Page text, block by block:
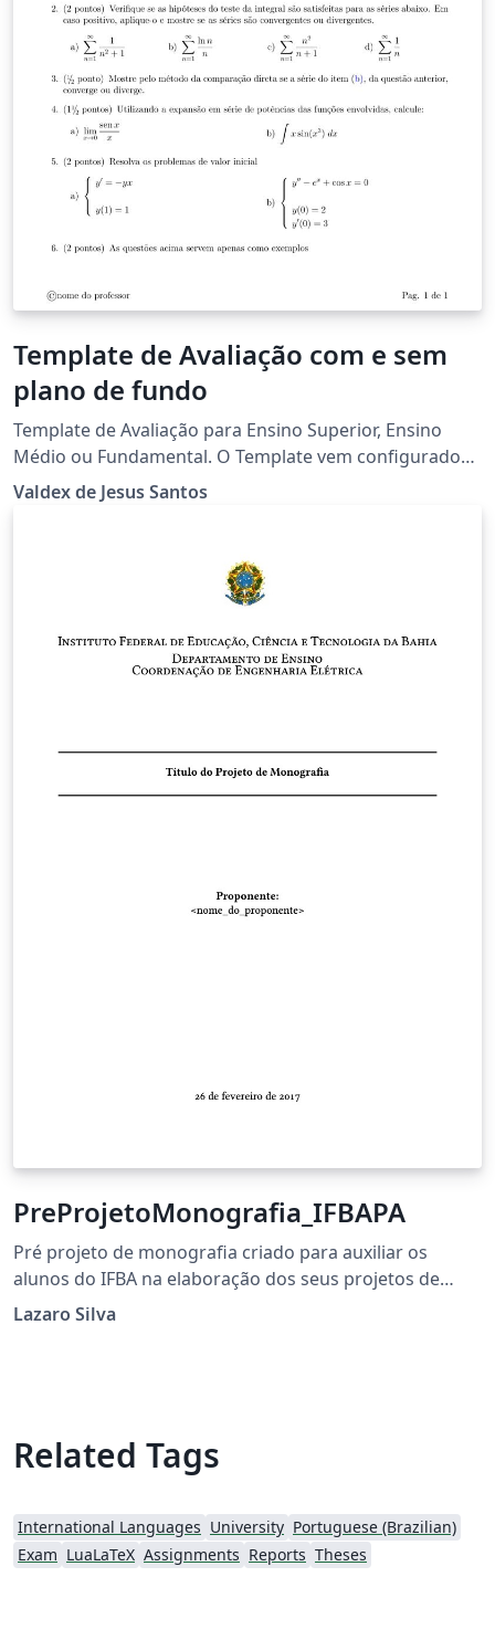
Template de Avaliação com e sem
plano de fundo
Template de Avaliação para Ensino Superior, Ensino
Médio ou Fundamental. O Template vem configurado
para Ensino Superior, mas caso se trate de Ensino
Fundamental ou médio, basta comentar a linha
"InfGerais") e automaticamente o template se adapta,
alterando as informações de cabeçalho. A logo da
arquivo "InfGerais". São disponibilizados dois modelos
de avaliação: o primeiro sem plano de fundo e o
Valdex de Jesus Santos
PreProjetoMonografia_IFBAPA
Pré projeto de monografia criado para auxiliar os
alunos do IFBA na elaboração dos seus projetos de
monografia.
Lazaro Silva
Related Tags
International Languages University Portuguese (Brazilian)
Exam LuaLaTeX Assignments Reports Theses